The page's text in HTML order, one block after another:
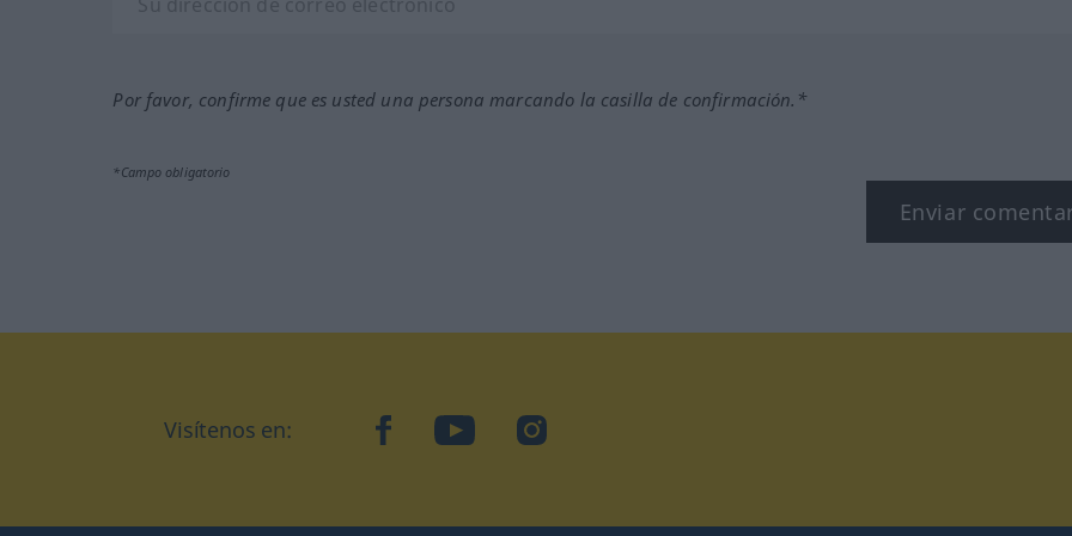
Por favor, confirme que es usted una persona marcando la casilla de confirmación.*
*Campo obligatorio
Enviar
Visítenos en: facebookYouTubeInstagram